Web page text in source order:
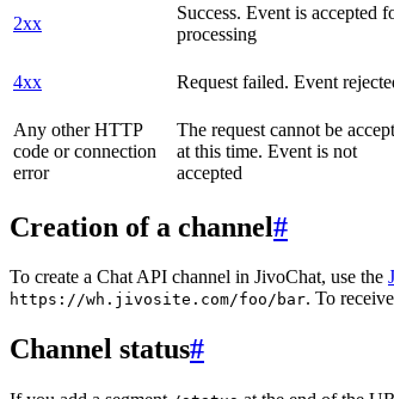
2xx
Success. Event is accepted
processing
4xx Request failed. Event
Any other HTTP
code or connection
error
The request cannot be
at this time. Event is not
accepted
Creation of a channel#
To create a Chat API channel in JivoChat, use the
https://wh.jivosite.com/foo/bar. To
Channel status#